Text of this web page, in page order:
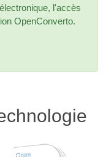
l'accès
OpenConverto.